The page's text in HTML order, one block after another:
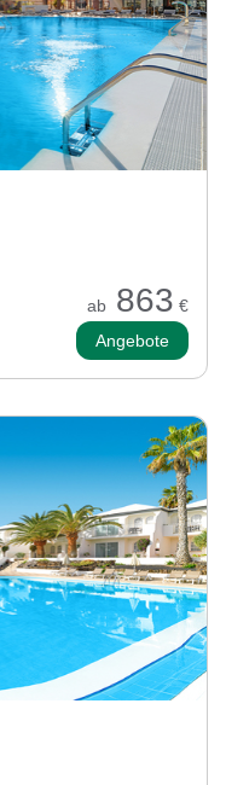
ab 863 €
Angebote